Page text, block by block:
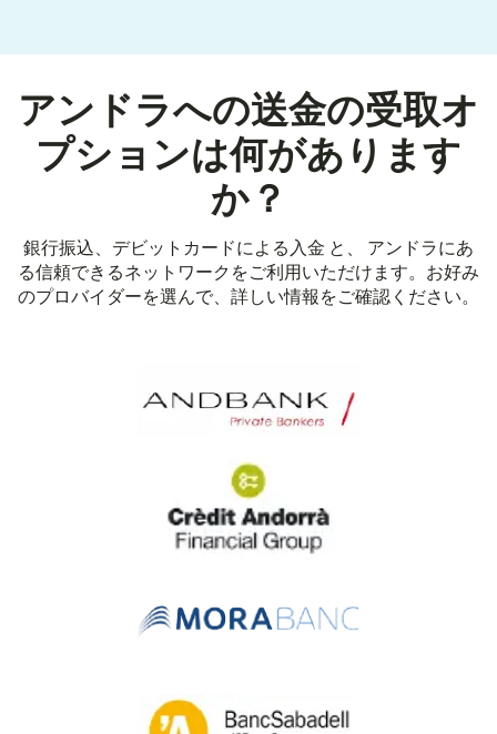
アンドラへの送金の受取オ
プションは何があります
か？
銀行振込、デビットカードによる入金 と、 アンドラにあ
る信頼できるネットワークをご利用いただけます。お好み
のプロバイダーを選んで、詳しい情報をご確認ください。